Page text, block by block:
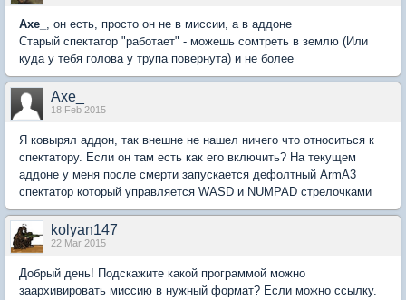
Axe_ , он есть, просто он не в миссии, а в аддоне
Старый спектатор "работает" - можешь сомтреть в землю (Или
куда у тебя голова у трупа повернута) и не более
Axe_
18 Feb 2015
Я ковырял аддон, так внешне не нашел ничего что относиться к
спектатору. Если он там есть как его включить? На текущем
аддоне у меня после смерти запускается дефолтный ArmA3
спектатор который управляется WASD и NUMPAD стрелочками
kolyan147
22 Mar 2015
Добрый день! Подскажите какой программой можно
заархивировать миссию в нужный формат? Если можно ссылку.